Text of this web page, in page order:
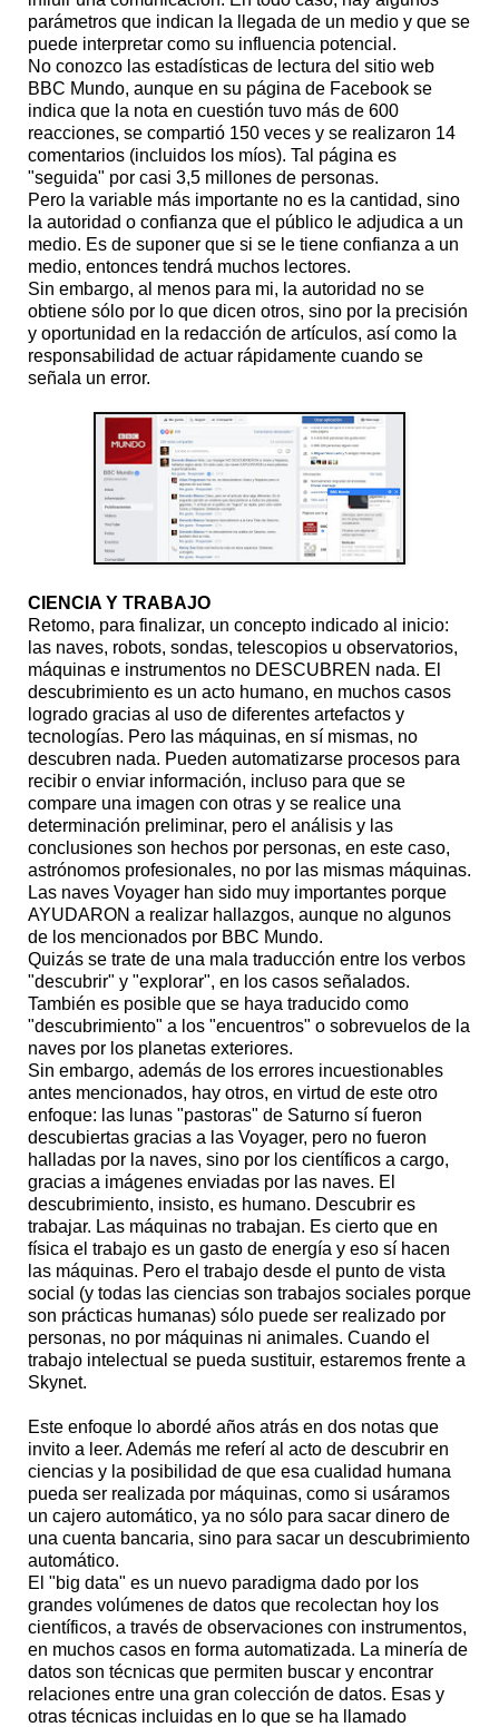
parámetros que indican la llegada de un medio y que se
puede interpretar como su influencia potencial.
No conozco las estadísticas de lectura del sitio web
BBC Mundo, aunque en su página de Facebook se
indica que la nota en cuestión tuvo más de 600
reacciones, se compartió 150 veces y se realizaron 14
comentarios (incluidos los míos). Tal página es
"seguida" por casi 3,5 millones de personas.
Pero la variable más importante no es la cantidad, sino
la autoridad o confianza que el público le adjudica a un
medio. Es de suponer que si se le tiene confianza a un
medio, entonces tendrá muchos lectores.
Sin embargo, al menos para mi, la autoridad no se
obtiene sólo por lo que dicen otros, sino por la precisión
y oportunidad en la redacción de artículos, así como la
responsabilidad de actuar rápidamente cuando se
señala un error.
CIENCIA Y TRABAJO
Retomo, para finalizar, un concepto indicado al inicio:
las naves, robots, sondas, telescopios u observatorios,
máquinas e instrumentos no DESCUBREN nada. El
descubrimiento es un acto humano, en muchos casos
logrado gracias al uso de diferentes artefactos y
tecnologías. Pero las máquinas, en sí mismas, no
descubren nada. Pueden automatizarse procesos para
recibir o enviar información, incluso para que se
compare una imagen con otras y se realice una
determinación preliminar, pero el análisis y las
conclusiones son hechos por personas, en este caso,
astrónomos profesionales, no por las mismas máquinas.
Las naves Voyager han sido muy importantes porque
AYUDARON a realizar hallazgos, aunque no algunos
de los mencionados por BBC Mundo.
Quizás se trate de una mala traducción entre los verbos
"descubrir" y "explorar", en los casos señalados.
También es posible que se haya traducido como
"descubrimiento" a los "encuentros" o sobrevuelos de la
naves por los planetas exteriores.
Sin embargo, además de los errores incuestionables
antes mencionados, hay otros, en virtud de este otro
enfoque: las lunas "pastoras" de Saturno sí fueron
descubiertas gracias a las Voyager, pero no fueron
halladas por la naves, sino por los científicos a cargo,
gracias a imágenes enviadas por las naves. El
descubrimiento, insisto, es humano. Descubrir es
trabajar. Las máquinas no trabajan. Es cierto que en
física el trabajo es un gasto de energía y eso sí hacen
las máquinas. Pero el trabajo desde el punto de vista
social (y todas las ciencias son trabajos sociales porque
son prácticas humanas) sólo puede ser realizado por
personas, no por máquinas ni animales. Cuando el
trabajo intelectual se pueda sustituir, estaremos frente a
Skynet.
Este enfoque lo abordé años atrás en dos notas que
invito a leer. Además me referí al acto de descubrir en
ciencias y la posibilidad de que esa cualidad humana
pueda ser realizada por máquinas, como si usáramos
un cajero automático, ya no sólo para sacar dinero de
una cuenta bancaria, sino para sacar un descubrimiento
automático.
El "big data" es un nuevo paradigma dado por los
grandes volúmenes de datos que recolectan hoy los
científicos, a través de observaciones con instrumentos,
en muchos casos en forma automatizada. La minería de
datos son técnicas que permiten buscar y encontrar
relaciones entre una gran colección de datos. Esas y
otras técnicas incluidas en lo que se ha llamado